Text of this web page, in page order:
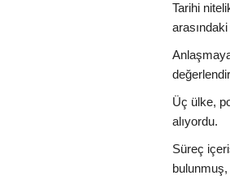
Tarihi
arasındaki
Üç ülke,
alıyordu.
Süreç